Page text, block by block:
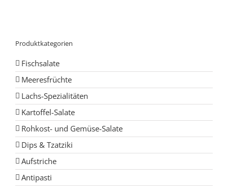
Produktkategorien
Fischsalate
Meeresfrüchte
Lachs-Spezialitäten
Kartoffel-Salate
Rohkost- und Gemüse-Salate
Dips & Tzatziki
Aufstriche
Antipasti